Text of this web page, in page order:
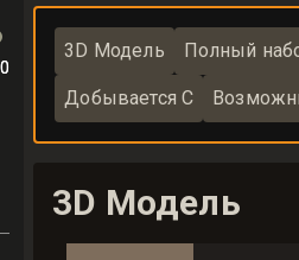
3D Модель Полный
Добывается С
3D Модель